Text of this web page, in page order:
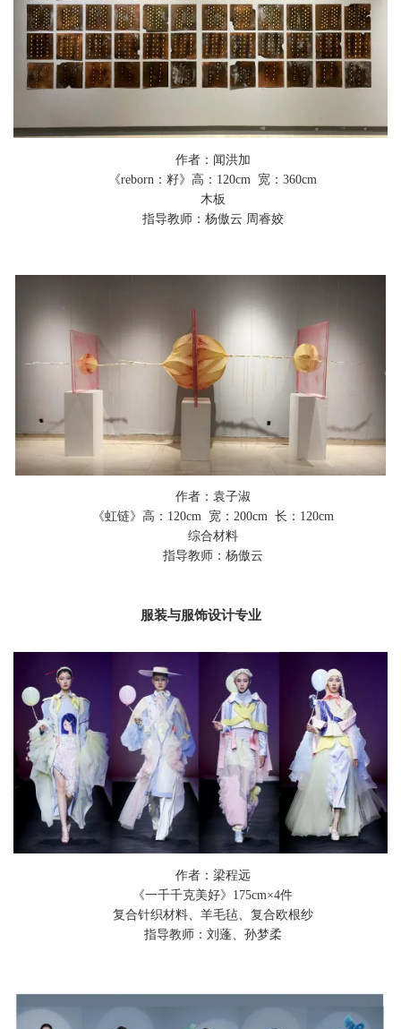
作者：闻洪加
《reborn：籽》 高： 120cm 宽： 360cm
木板
指导教师：杨傲云 周睿姣
作者：袁子淑
《虹链》 高： 120cm 宽： 200cm长：120cm
综合材料
指导教师：杨傲云
服装与服饰设计专业
作者：梁程远
《一千千克美好》175cm×4件
复合针织材料、羊毛毡、复合欧根纱
指导教师：刘蓬、孙梦柔